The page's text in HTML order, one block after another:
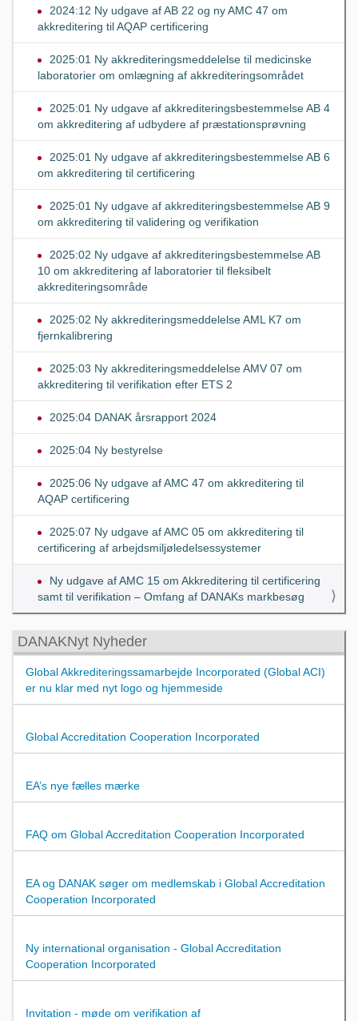
2024:12 Ny udgave af AB 22 og ny AMC 47 om
akkreditering til AQAP certificering
2025:01 Ny akkrediteringsmeddelelse til medicinske
laboratorier om omlægning af akkrediteringsområdet
2025:01 Ny udgave af akkrediteringsbestemmelse AB 4
om akkreditering af udbydere af præstationsprøvning
2025:01 Ny udgave af akkrediteringsbestemmelse AB 6
om akkreditering til certificering
2025:01 Ny udgave af akkrediteringsbestemmelse AB 9
om akkreditering til validering og verifikation
2025:02 Ny udgave af akkrediteringsbestemmelse AB
10 om akkreditering af laboratorier til fleksibelt
akkrediteringsområde
2025:02 Ny akkrediteringsmeddelelse AML K7 om
fjernkalibrering
2025:03 Ny akkrediteringsmeddelelse AMV 07 om
akkreditering til verifikation efter ETS 2
2025:04 DANAK årsrapport 2024
2025:04 Ny bestyrelse
2025:06 Ny udgave af AMC 47 om akkreditering til
AQAP certificering
2025:07 Ny udgave af AMC 05 om akkreditering til
certificering af arbejdsmiljøledelsessystemer
Ny udgave af AMC 15 om Akkreditering til certificering
samt til verifikation – Omfang af DANAKs markbesøg
DANAKNyt Nyheder
Global Akkrediteringssamarbejde Incorporated (Global ACI)
er nu klar med nyt logo og hjemmeside
Global Accreditation Cooperation Incorporated
EA’s nye fælles mærke
FAQ om Global Accreditation Cooperation Incorporated
EA og DANAK søger om medlemskab i Global Accreditation
Cooperation Incorporated
Ny international organisation - Global Accreditation
Cooperation Incorporated
Invitation - møde om verifikation af